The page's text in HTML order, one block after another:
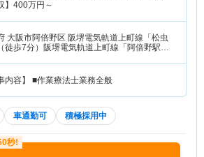
400万円～
大阪市阿倍野区 阪堺電気軌道上町線「松虫
徒歩7分）阪堺電気軌道上町線「阿倍野駅」
内容】 ■作業療法士業務全般
車通勤可 積極採用中